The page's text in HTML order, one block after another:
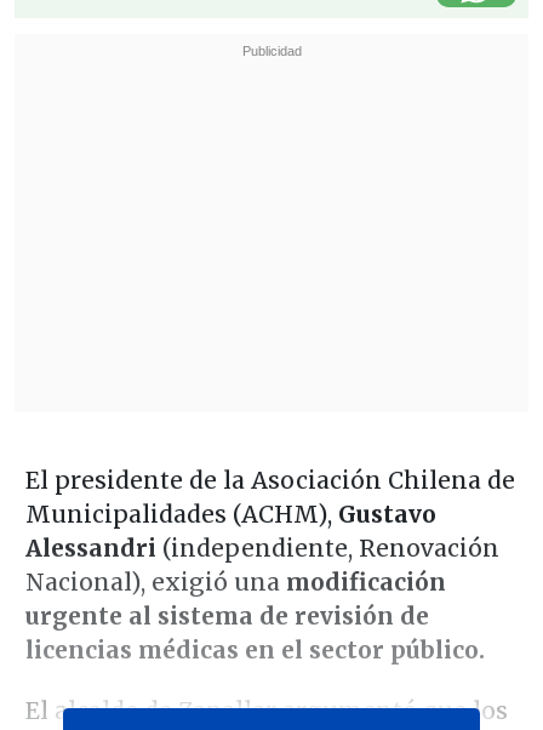
El presidente de la Asociación Chilena de
Municipalidades (ACHM), Gustavo
Alessandri (independiente, Renovación
Nacional), exigió una modificación
urgente al sistema de revisión de
licencias médicas en el sector público.
El alcalde de Zapallar argumentó que los